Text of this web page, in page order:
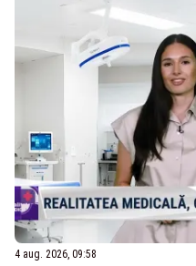
4 aug. 2026, 09:58